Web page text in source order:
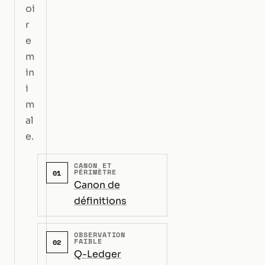
oi
r
e
m
in
i
m
al
e.
01
CANON ET
PÉRIMÈTRE
Canon de
définitions
02
OBSERVATION
FAIBLE
Q-Ledger